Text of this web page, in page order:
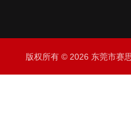
版权所有 © 2026 东莞市